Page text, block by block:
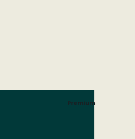
Premium